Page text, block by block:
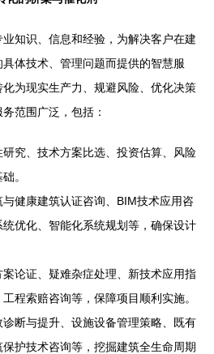
知识、信息和经验，为解决客户在建
体技术、管理问题而提供的智慧服
为现实生产力、规避风险、优化决策
范围广泛，包括：
研究、技术方案比选、投资估算、风险
。
与健康建筑认证咨询、BIM技术应用咨
优化、智能化系统规划等，确保设计
案论证、疑难杂症处理、新技术应用指
程索赔咨询等，保障项目顺利实施。
诊断与提升、设施设备管理策略、既有
护技术咨询等，挖掘建筑全生命周期